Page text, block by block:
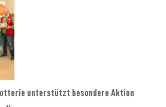
unterstützt besondere Aktion